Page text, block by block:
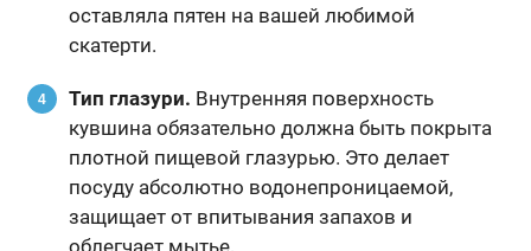
оставляла пятен на вашей любимой
скатерти.
Тип глазури. Внутренняя поверхность
кувшина обязательно должна быть покрыта
плотной пищевой глазурью. Это делает
посуду абсолютно водонепроницаемой,
защищает от впитывания запахов и
облегчает мытье.